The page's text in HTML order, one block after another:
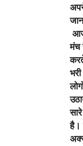
मंच
है।